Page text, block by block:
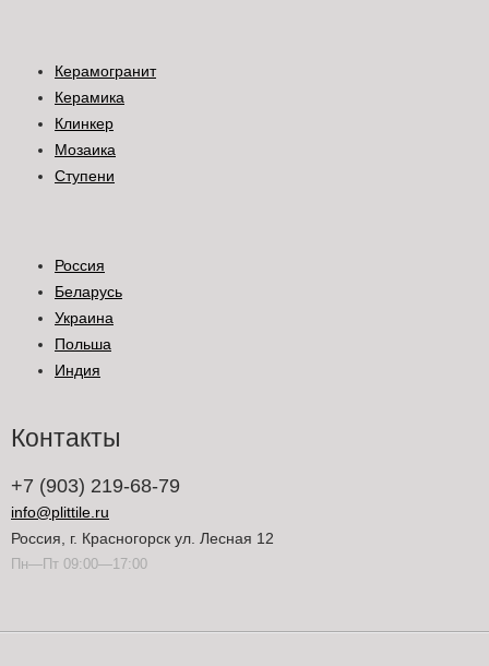
Керамогранит
Керамика
Клинкер
Мозаика
Ступени
Россия
Беларусь
Украина
Польша
Индия
Контакты
+7 (903) 219-68-79
info@plittile.ru
Россия, г. Красногорск ул. Лесная 12
Пн—Пт 09:00—17:00